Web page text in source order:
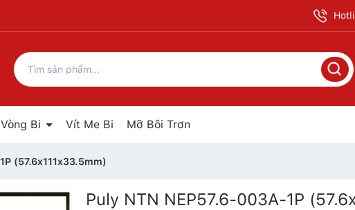
Bi Vít Me Bi Mỡ Bôi Trơn
(57.6x111x33.5mm)
Puly NTN NEP57.6-003A-1P